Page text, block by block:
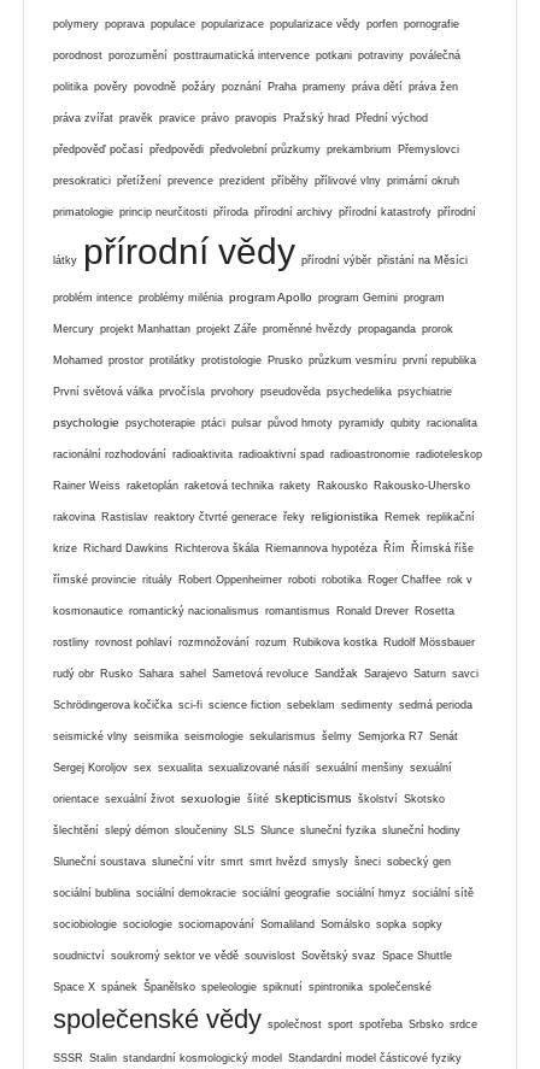
polymery poprava populace popularizace popularizace vědy porfen pornografie
porodnost porozumění posttraumatická intervence potkani potraviny poválečná
politika pověry povodně požáry poznání Praha prameny práva dětí práva žen
práva zvířat pravěk pravice právo pravopis Pražský hrad Přední východ
předpověď počasí předpovědi předvolební průzkumy prekambrium Přemyslovci
presokratici přetížení prevence prezident příběhy přílivové vlny primární okruh
primatologie princip neurčitosti příroda přírodní archivy přírodní katastrofy přírodní
látky přírodní vědy přírodní výběr přistání na Měsíci
problém intence problémy milénia program Apollo program Gemini program
Mercury projekt Manhattan projekt Záře proměnné hvězdy propaganda prorok
Mohamed prostor protilátky protistologie Prusko průzkum vesmíru první republika
První světová válka prvočísla prvohory pseudověda psychedelika psychiatrie
psychologie psychoterapie ptáci pulsar původ hmoty pyramidy qubity racionalita
racionální rozhodování radioaktivita radioaktivní spad radioastronomie radioteleskop
Rainer Weiss raketoplán raketová technika rakety Rakousko Rakousko-Uhersko
rakovina Rastislav reaktory čtvrté generace řeky religionistika Remek replikační
krize Richard Dawkins Richterova škála Riemannova hypotéza Řím Římská říše
římské provincie rituály Robert Oppenheimer roboti robotika Roger Chaffee rok v
kosmonautice romantický nacionalismus romantismus Ronald Drever Rosetta
rostliny rovnost pohlaví rozmnožování rozum Rubikova kostka Rudolf Mössbauer
rudý obr Rusko Sahara sahel Sametová revoluce Sandžak Sarajevo Saturn savci
Schrödingerova kočička sci-fi science fiction sebeklam sedimenty sedmá perioda
seismické vlny seismika seismologie sekularismus šelmy Semjorka R7 Senát
Sergej Koroljov sex sexualita sexualizované násilí sexuální menšiny sexuální
orientace sexuální život sexuologie šíité skepticismus školství Skotsko
šlechtění slepý démon sloučeniny SLS Slunce sluneční fyzika sluneční hodiny
Sluneční soustava sluneční vítr smrt smrt hvězd smysly šneci sobecký gen
sociální bublina sociální demokracie sociální geografie sociální hmyz sociální sítě
sociobiologie sociologie sociomapování Somaliland Somálsko sopka sopky
soudnictví soukromý sektor ve vědě souvislost Sovětský svaz Space Shuttle
Space X spánek Španělsko speleologie spiknutí spintronika společenské
společenské vědy společnost sport spotřeba Srbsko srdce
SSSR Stalin standardní kosmologický model Standardní model částicové fyziky